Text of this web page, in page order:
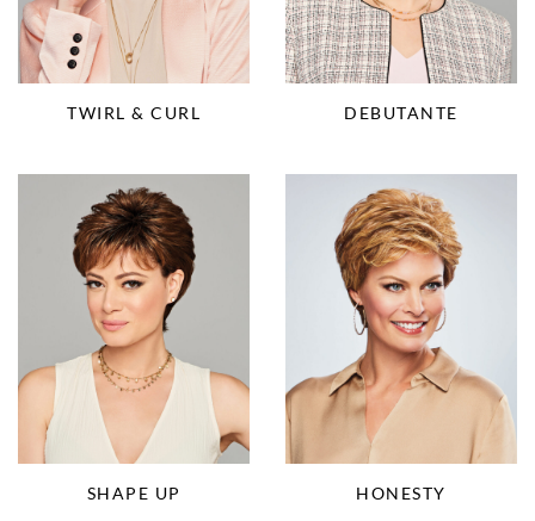
TWIRL & CURL DEBUTANTE
SHAPE UP HONESTY